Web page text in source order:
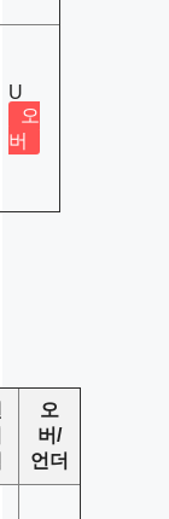
U
오
버
오
버/
언더